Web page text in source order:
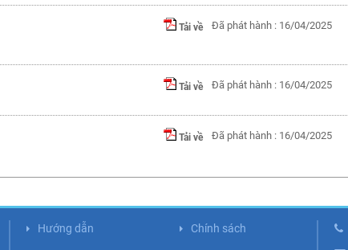
Tải về Đã phát hành : 16/04/2025
Tải về Đã phát hành : 16/04/2025
Tải về Đã phát hành : 16/04/2025
Hướng dẫn Chính sách